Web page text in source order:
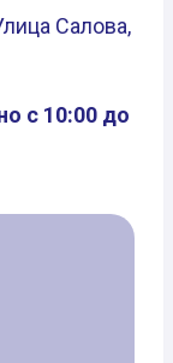
Салова,
с 10:00 до